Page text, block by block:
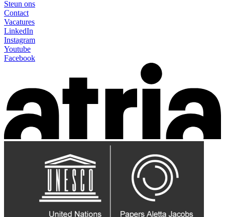
Steun ons
Contact
Vacatures
LinkedIn
Instagram
Youtube
Facebook